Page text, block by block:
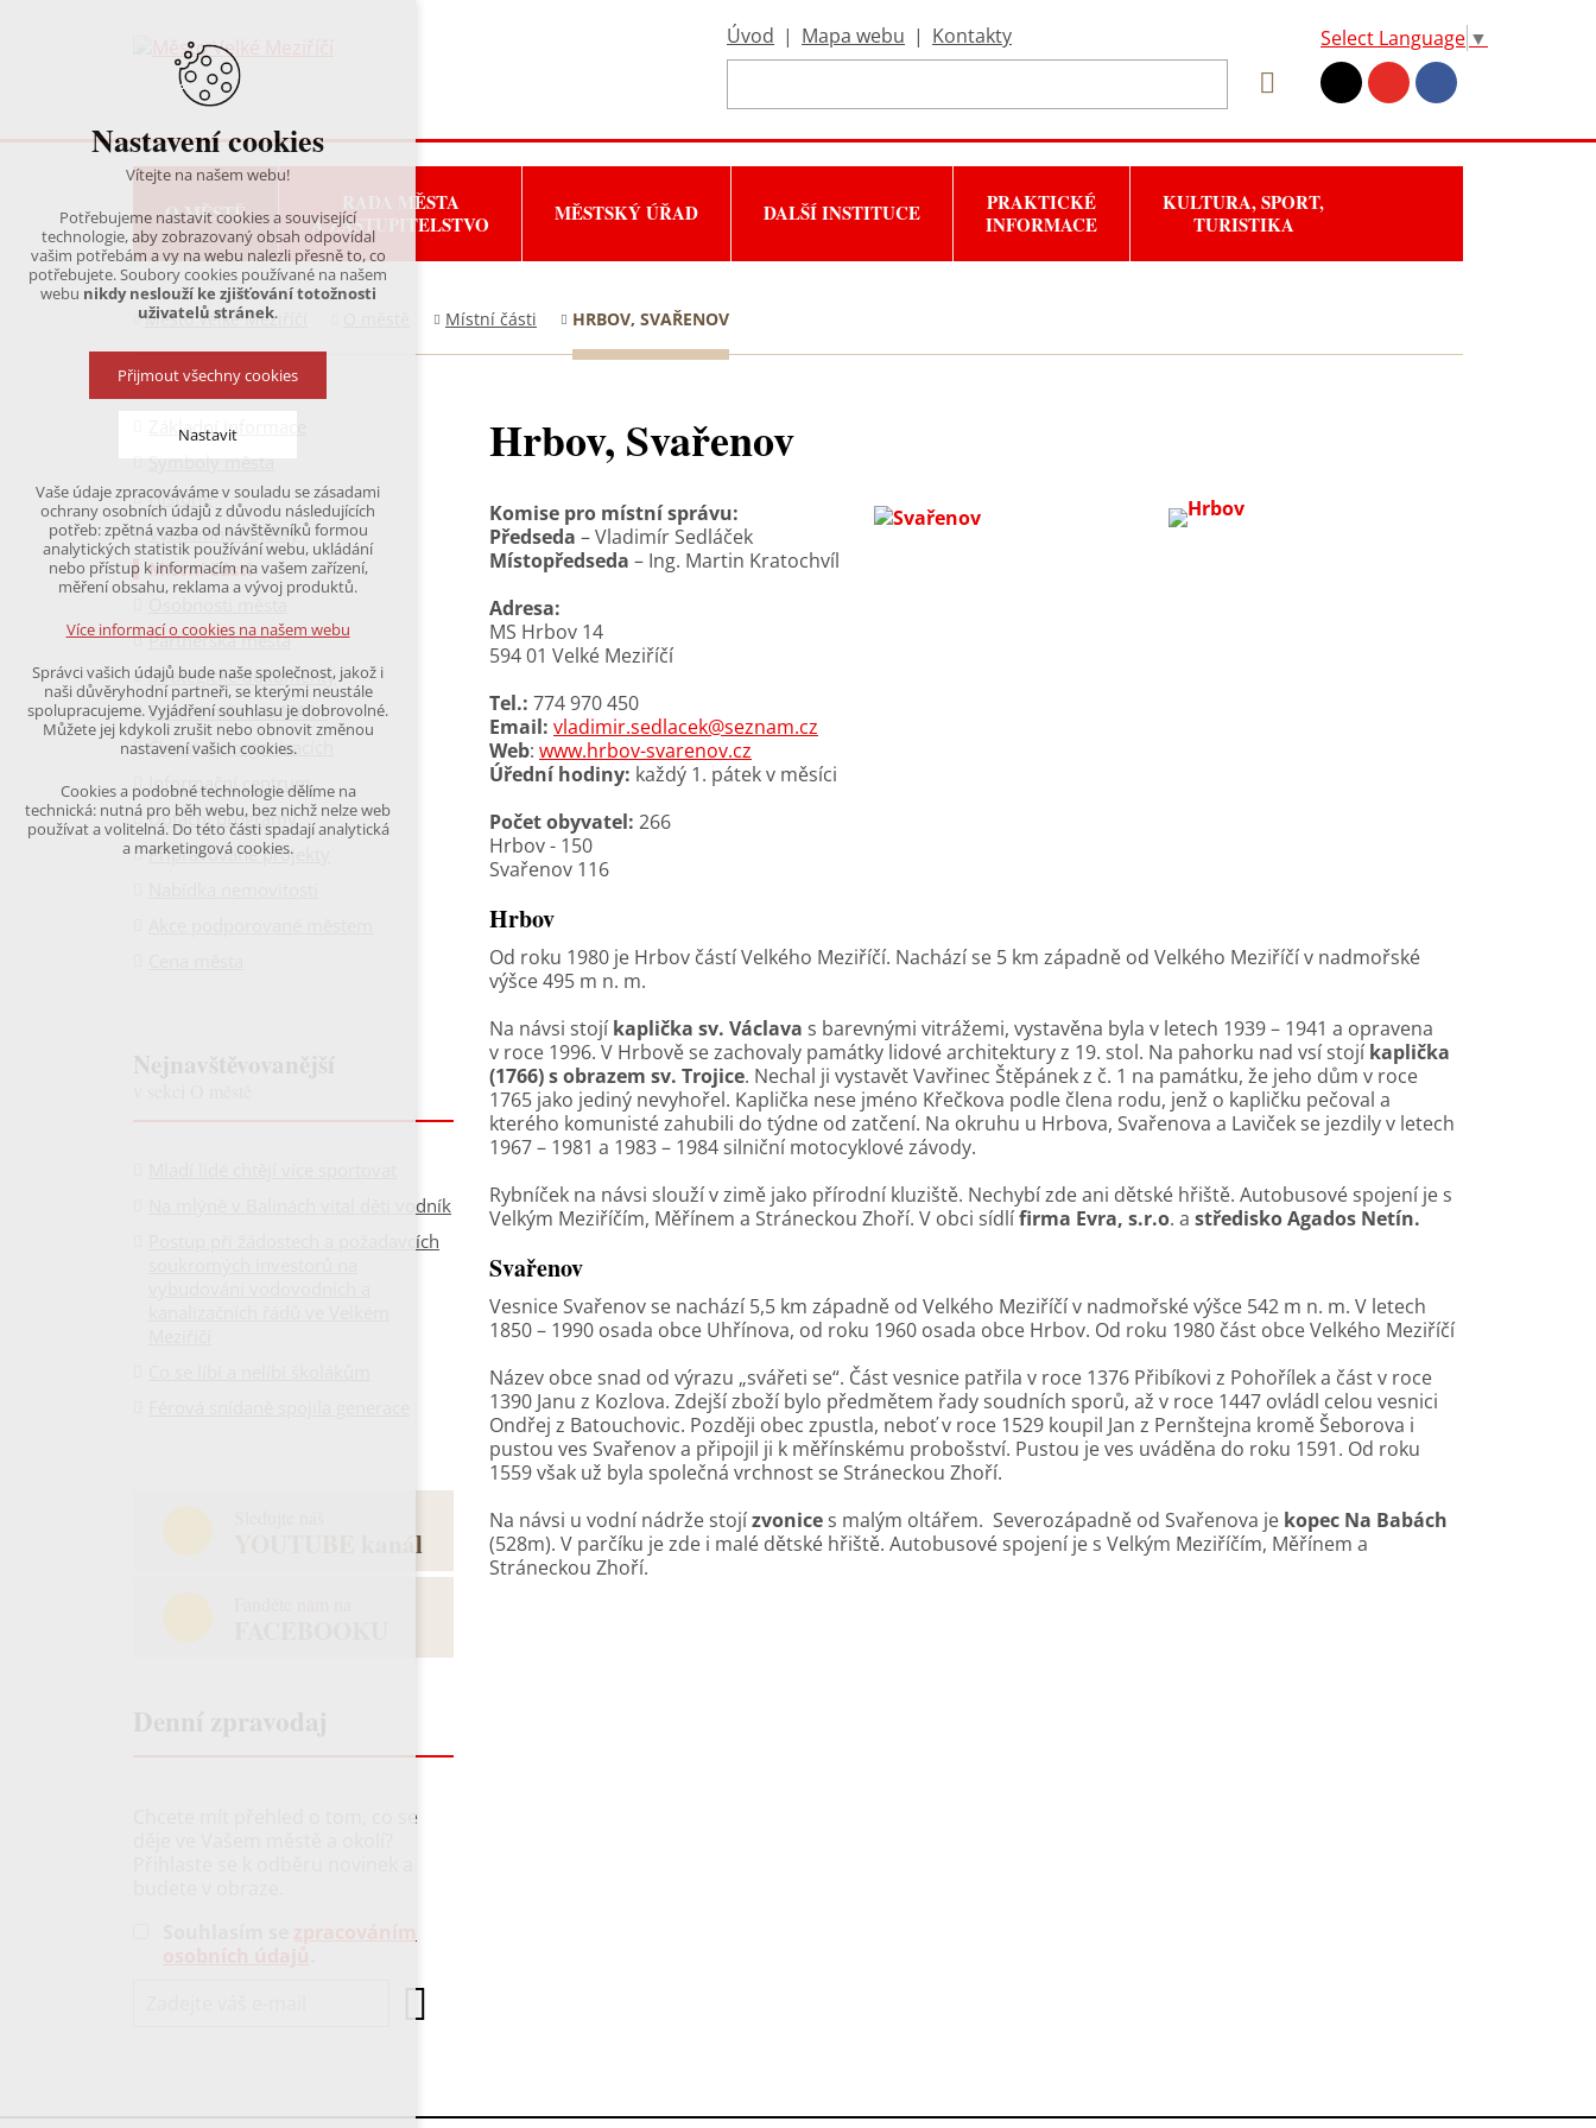
Úvod | Mapa webu | Kontakty Select Language ▼
O MĚSTĚ
RADA MĚSTA
A ZASTUPITELSTVO
MĚSTSKÝ ÚŘAD DALŠÍ INSTITUCE
PRAKTICKÉ
INFORMACE
KULTURA, SPORT,
TURISTIKA
Město Velké Meziříčí Místní části HRBOV, SVAŘENOV
Hrbov, Svařenov
Komise pro místní správu:
Předseda – Vladimír Sedláček
Místopředseda – Ing. Martin Kratochvíl
Adresa:
MS Hrbov 14
594 01 Velké Meziříčí
Tel.: 774 970 450
Email: vladimir.sedlacek@seznam.cz
Web: www.hrbov-svarenov.cz
Úřední hodiny: každý 1. pátek v měsíci
Počet obyvatel: 266
Hrbov - 150
Svařenov 116
Hrbov
Od roku 1980 je Hrbov částí Velkého Meziříčí. Nachází se 5 km západně od Velkého Meziříčí v nadmořské
výšce 495 m n. m.
Na návsi stojí kaplička sv. Václava s barevnými vitrážemi, vystavěna byla v letech 1939 – 1941 a opravena
v roce 1996. V Hrbově se zachovaly památky lidové architektury z 19. stol. Na pahorku nad vsí stojí kaplička
(1766) s obrazem sv. Trojice. Nechal ji vystavět Vavřinec Štěpánek z č. 1 na památku, že jeho dům v roce
1765 jako jediný nevyhořel. Kaplička nese jméno Křečkova podle člena rodu, jenž o kapličku pečoval a
kterého komunisté zahubili do týdne od zatčení. Na okruhu u Hrbova, Svařenova a Laviček se jezdily v letech
1967 – 1981 a 1983 – 1984 silniční motocyklové závody.
Rybníček na návsi slouží v zimě jako přírodní kluziště. Nechybí zde ani dětské hřiště. Autobusové spojení je s
Velkým Meziříčím, Měřínem a Stráneckou Zhoří. V obci sídlífirma Evra, s.r.o. a středisko Agados Netín.
Svařenov
Vesnice Svařenov se nachází 5,5 km západně od Velkého Meziříčí v nadmořské výšce 542 m n. m. V letech
1850 – 1990 osada obce Uhřínova, od roku 1960 osada obce Hrbov. Od roku 1980 část obce Velkého Meziříčí
Název obce snad od výrazu „svářeti se“. Část vesnice patřila v roce 1376 Přibíkovi z Pohořílek a část v roce
1390 Janu z Kozlova. Zdejší zboží bylo předmětem řady soudních sporů, až v roce 1447 ovládl celou vesnici
Ondřej z Batouchovic. Později obec zpustla, neboť v roce 1529 koupil Jan z Pernštejna kromě Šeborova i
pustou ves Svařenov a připojil ji k měřínskému probošství. Pustou je ves uváděna do roku 1591. Od roku
1559 však už byla společná vrchnost se Stráneckou Zhoří.
Na návsi u vodní nádrže stojízvonice s malým oltářem. Severozápadně od Svařenova je kopec Na Babách
(528m). V parčíku je zde i malé dětské hřiště. Autobusové spojení je s Velkým Meziříčím, Měřínem a
Stráneckou Zhoří.
Základní informace
Symboly města
Historie
Významné objekty
Místní části
Partnerská města
Strategické dokumenty
Zdravé město a MA21
Členství v organizacích
Informační centrum
Dotační programy
Připravované projekty
Na mlýně v Balinách vítal děti vodník
Postup při žádostech a požadavcích
YOUTUBE kanál
Chcete mít přehled o tom, co se
Nastavení cookies
Vítejte na našem webu!
Potřebujeme nastavit cookies a související
technologie, aby zobrazovaný obsah odpovídal
vašim potřebám a vy na webu nalezli přesně to, co
potřebujete. Soubory cookies používané na našem
webu nikdy neslouží ke zjišťování totožnosti
uživatelů stránek.
Přijmout všechny cookies
Nastavit
Technická cookies
nutná pro provozování webu
udržení kontextu stránek (session): případná
přihlášení, volby jazyka, apod.
analytická pro anonymizované vyhodnocení
návštěvnosti
marketingová cookies
(Google,Hotjar,Leadfeeder))
Více informací o cookies na našem webu
Přijmout všechny cookies
Odmítnout vše
Vaše údaje zpracováváme v souladu se zásadami
ochrany osobních údajů z důvodu následujících
potřeb: zpětná vazba od návštěvníků formou
analytických statistik používání webu, ukládání
nebo přístup k informacím na vašem zařízení,
měření obsahu, reklama a vývoj produktů.
Více informací o cookies na našem webu
Správci vašich údajů bude naše společnost, jakož i
naši důvěryhodní partneři, se kterými neustále
spolupracujeme. Vyjádření souhlasu je dobrovolné.
Můžete jej kdykoli zrušit nebo obnovit změnou
nastavení vašich cookies.
Cookies a podobné technologie dělíme na
technická: nutná pro běh webu, bez nichž nelze web
používat a volitelná. Do této části spadají analytická
a marketingová cookies.